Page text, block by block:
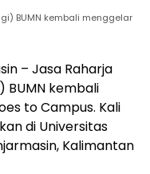
BUMN kembali menggelar
– Jasa Raharja
BUMN kembali
to Campus. Kali
di Universitas
Kalimantan